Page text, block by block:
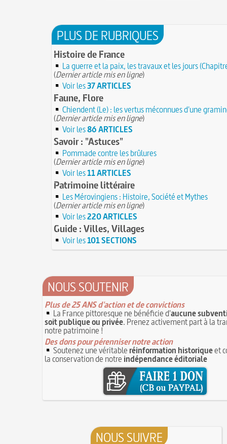
PLUS DE RUBRIQUES
Histoire de France
La guerre et la paix, les travaux et les jours
(Dernier article mis en ligne)
Voir les37 ARTICLES
Faune, Flore
Chiendent (Le) : les vertus méconnues d'une
(Dernier article mis en ligne)
Voir les86 ARTICLES
Savoir : "Astuces"
Pommade contre les brûlures
(Dernier article mis en ligne)
Voir les11 ARTICLES
Patrimoine littéraire
Les Mérovingiens : Histoire, Société et Mythes
(Dernier article mis en ligne)
Voir les220 ARTICLES
Guide : Villes, Villages
Voir les101 SECTIONS
NOUS SOUTENIR
Plus de 25 ANS d'action et de convictions
La France pittoresque ne bénéficie d'aucune
soit publique ou privée. Prenez activement part à la
notre patrimoine !
Des dons pour pérenniser notre action
Soutenez une véritableréinformation historiqueet
la conservation de notre indépendance éditoriale
NOUS SUIVRE